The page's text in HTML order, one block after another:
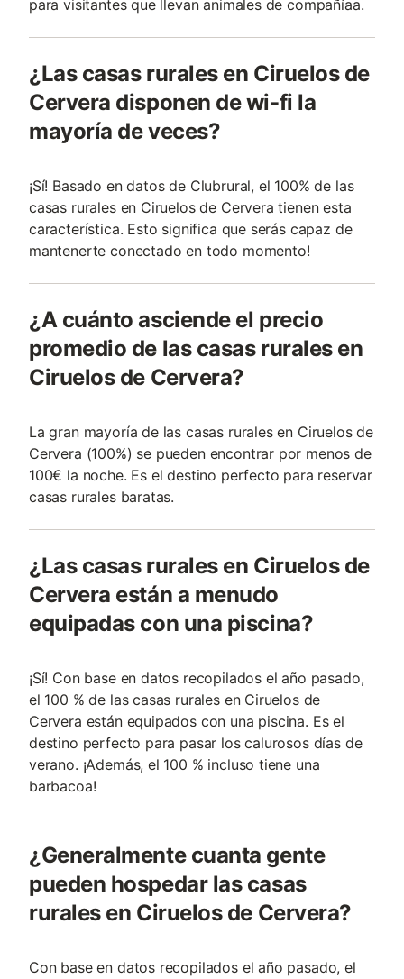
para visitantes que llevan animales de compañía­a.
¿Las casas rurales en Ciruelos de
Cervera disponen de wi-fi la
mayoría de veces?
¡Sí! Basado en datos de Clubrural, el 100% de las
casas rurales en Ciruelos de Cervera tienen esta
característica. Esto significa que serás capaz de
mantenerte conectado en todo momento!
¿A cuánto asciende el precio
promedio de las casas rurales en
Ciruelos de Cervera?
La gran mayoría de las casas rurales en Ciruelos de
Cervera (100%) se pueden encontrar por menos de
100€ la noche. Es el destino perfecto para reservar
casas rurales baratas.
¿Las casas rurales en Ciruelos de
Cervera están a menudo
equipadas con una piscina?
¡Sí! Con base en datos recopilados el año pasado,
el 100 % de las casas rurales en Ciruelos de
Cervera están equipados con una piscina. Es el
destino perfecto para pasar los calurosos días de
verano. ¡Además, el 100 % incluso tiene una
barbacoa!
¿Generalmente cuanta gente
pueden hospedar las casas
rurales en Ciruelos de Cervera?
Con base en datos recopilados el año pasado, el